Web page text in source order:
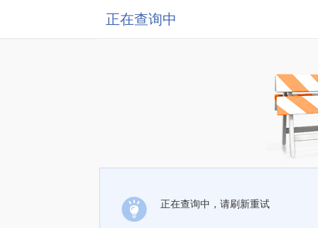
正在查询中
正在查询中，请刷新重试